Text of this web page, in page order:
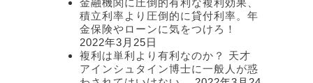
金融機関に圧倒的有利な複利効果、
積立利率より圧倒的に貸付利率。年
金保険やローンに気をつけろ！
2022年3月25日
複利は単利より有利なのか？ 天才
アインシュタイン博士に一般人が惑